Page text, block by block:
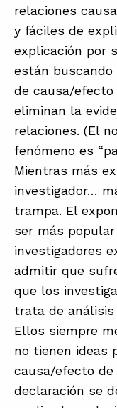
relaciones
y fáciles de
explicación por
están
de causa/
eliminan la
relaciones. (El
fenómeno es
Mientras más
investigador…
trampa. El
ser más
investigadores
admitir que
que los
trata de análisis
Ellos siempre
no tienen ideas
causa/efecto
declaración se